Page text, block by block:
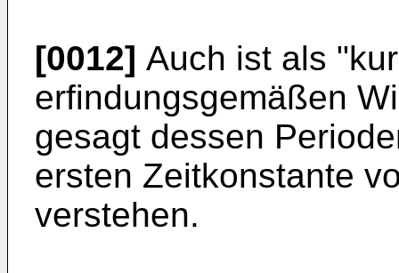
[0012] Auch ist als
erfindungsgemäßen
gesagt dessen
ersten Zeitkonstante
verstehen.